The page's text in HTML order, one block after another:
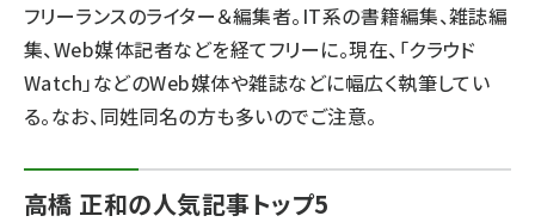
ai crunch (1340)
フリーランスのライター＆編集者。IT系の書籍編集、雑誌編
集、Web媒体記者などを経てフリーに。現在、「クラウド
Watch」などのWeb媒体や雑誌などに幅広く執筆してい
る。なお、同姓同名の方も多いのでご注意。
高橋 正和の人気記事トップ5